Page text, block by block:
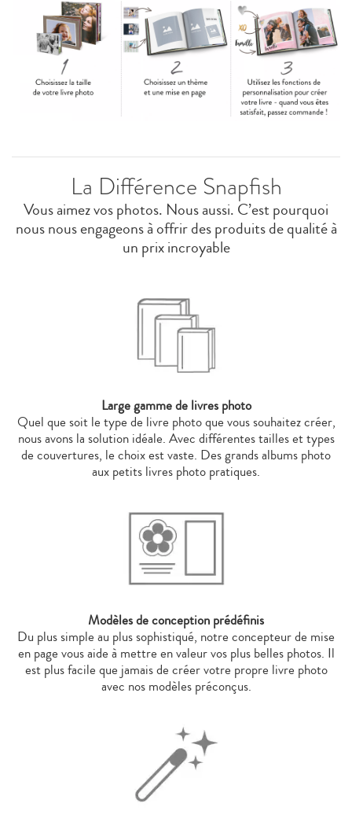
La Différence Snapfish
Vous aimez vos photos. Nous aussi. C’est pourquoi
nous nous engageons à offrir des produits de qualité à
un prix incroyable
Large gamme de livres photo
Quel que soit le type de livre photo que vous souhaitez créer,
nous avons la solution idéale. Avec différentes tailles et types
de couvertures, le choix est vaste. Des grands albums photo
aux petits livres photo pratiques.
Modèles de conception prédéfinis
Du plus simple au plus sophistiqué, notre concepteur de mise
en page vous aide à mettre en valeur vos plus belles photos. Il
est plus facile que jamais de créer votre propre livre photo
avec nos modèles préconçus.